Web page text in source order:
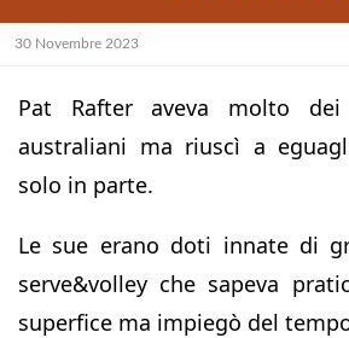
30 Novembre 2023
Pat Rafter aveva molto
australiani ma riuscì a
solo in parte.
Le sue erano doti innate di
serve&volley che sapeva
superfice ma impiegò del